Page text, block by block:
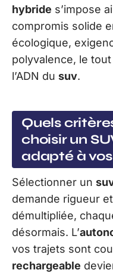
hybride s’impose
compromis solide
écologique,
polyvalence, le
l’ADN du suv.
Quels
choisir un
adapté à
Sélectionner un
demande rigueur
démultipliée,
désormais. L’
vos trajets sont
rechargeable